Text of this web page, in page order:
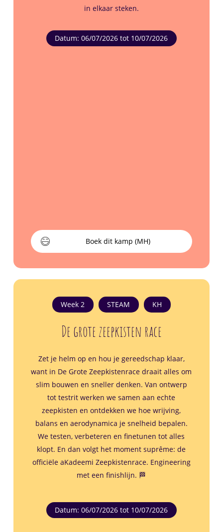
in elkaar steken.
Datum: 06/07/2026 tot 10/07/2026
Boek dit kamp (MH)
Week 2 STEAM KH
De grote zeepkisten race
Zet je helm op en hou je gereedschap klaar,
want in De Grote Zeepkistenrace draait alles om
slim bouwen en sneller denken. Van ontwerp
tot testrit werken we samen aan echte
zeepkisten en ontdekken we hoe wrijving,
balans en aerodynamica je snelheid bepalen.
We testen, verbeteren en finetunen tot alles
klopt. En dan volgt het moment suprême: de
officiële aKadeemi Zeepkistenrace. Engineering
met een finishlijn. 🏁
Datum: 06/07/2026 tot 10/07/2026